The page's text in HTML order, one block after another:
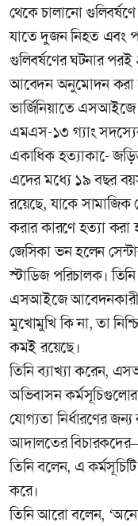
থেকে চালানো
যাতে দুজন নিহত এবং
গুলিবর্ষণের ঘটনার
আবেদন অনুমোদন করা
ভার্জিনিয়াতে
এমএস-১৩ গ্যাং
একাধিক হত্যাকা-ে
এদের মধ্যে ১৯ বছর
রয়েছে, যাকে
করার কারণে হত্যা
জেসিকা ভন হলেন
স্টাডিজ পরিচালক।
এসআইজে
মুখোমুখি কি না, তা
কমই রয়েছে।
তিনি ব্যাখ্যা করেন,
অভিবাসন
যোগ্যতা নির্ধারণের জন্য
আদালতের
তিনি বলেন, এ
করে।
তিনি আরো বলেন,